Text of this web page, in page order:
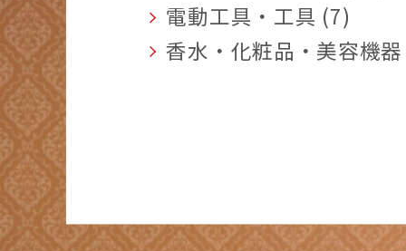
電動工具・工具 (7)
香水・化粧品・美容機